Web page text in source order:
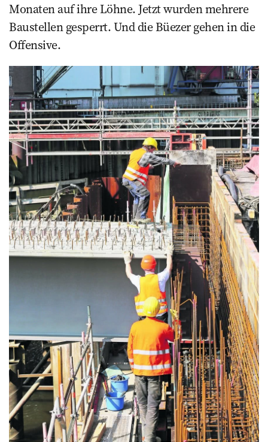
Monaten auf ihre Löhne. Jetzt wurden mehrere
Baustellen gesperrt. Und die Büezer gehen in die
Offensive.